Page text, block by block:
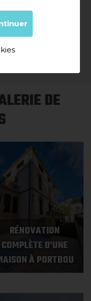
Peralada
DE
RÉNOVATION
COMPLÈTE D'UNE
À PORTBOU